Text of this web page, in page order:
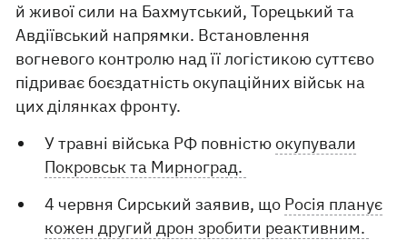
й живої сили на Бахмутський, Торецький та
Авдіївський напрямки. Встановлення
вогневого контролю над її логістикою суттєво
підриває боєздатність окупаційних військ на
цих ділянках фронту.
У травні війська РФ повністюокупували
Покровськ та Мирноград.
4 червня Сирський заявив, що Росія планує
кожен другий дрон зробити реактивним.